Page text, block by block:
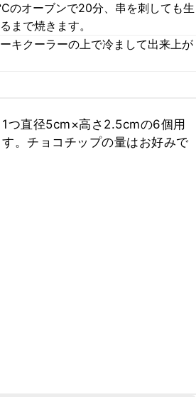
のオーブンで20分、串を刺しても生
まで焼きます。
キクーラーの上で冷まして出来上が
つ直径5cm×高さ2.5cmの6個用
。チョコチップの量はお好みで